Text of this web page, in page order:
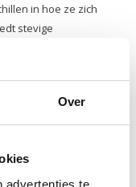
Over
advertenties te
in hoe ze zich
stevige
voor een koele
extra stevigheid en
daarentegen vormt
zachtere, meer
voor diegenen die op
eigen voordelen,
slaapbehoeften.